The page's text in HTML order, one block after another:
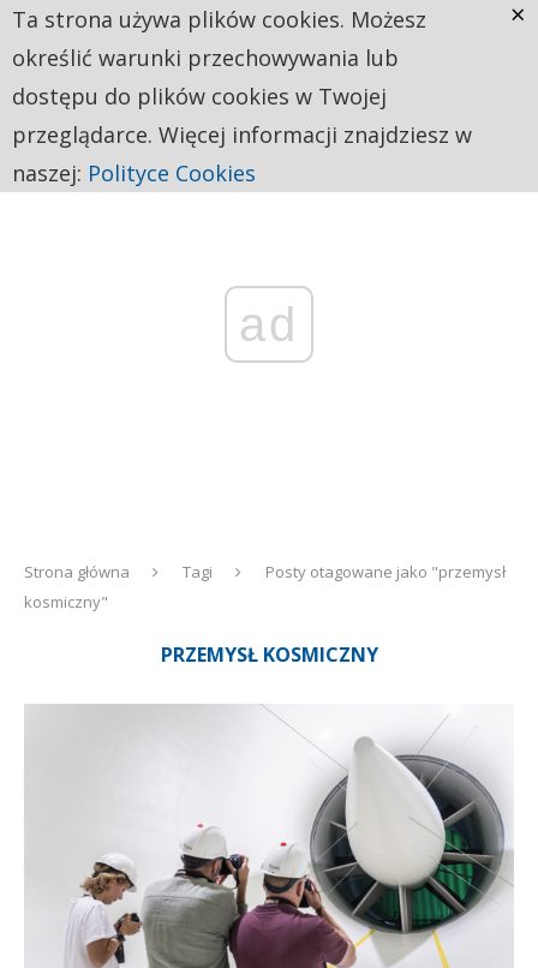
ad
Strona główna Tagi
Posty otagowane jako "przemysł
kosmiczny"
PRZEMYSŁ KOSMICZNY
Ta strona używa plików cookies. Możesz
określić warunki przechowywania lub
dostępu do plików cookies w Twojej
przeglądarce. Więcej informacji znajdziesz w
naszej: Polityce Cookies
×